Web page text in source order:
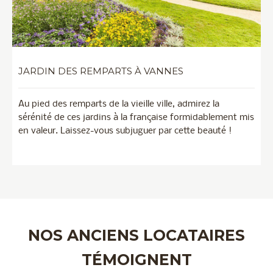
JARDIN DES REMPARTS À VANNES
Au pied des remparts de la vieille ville, admirez la
sérénité de ces jardins à la française formidablement mis
en valeur. Laissez-vous subjuguer par cette beauté !
NOS ANCIENS LOCATAIRES
TÉMOIGNENT